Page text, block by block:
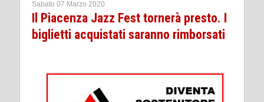
Sabato 07 Marzo 2020
Il Piacenza Jazz Fest tornerà presto. I
biglietti acquistati saranno rimborsati